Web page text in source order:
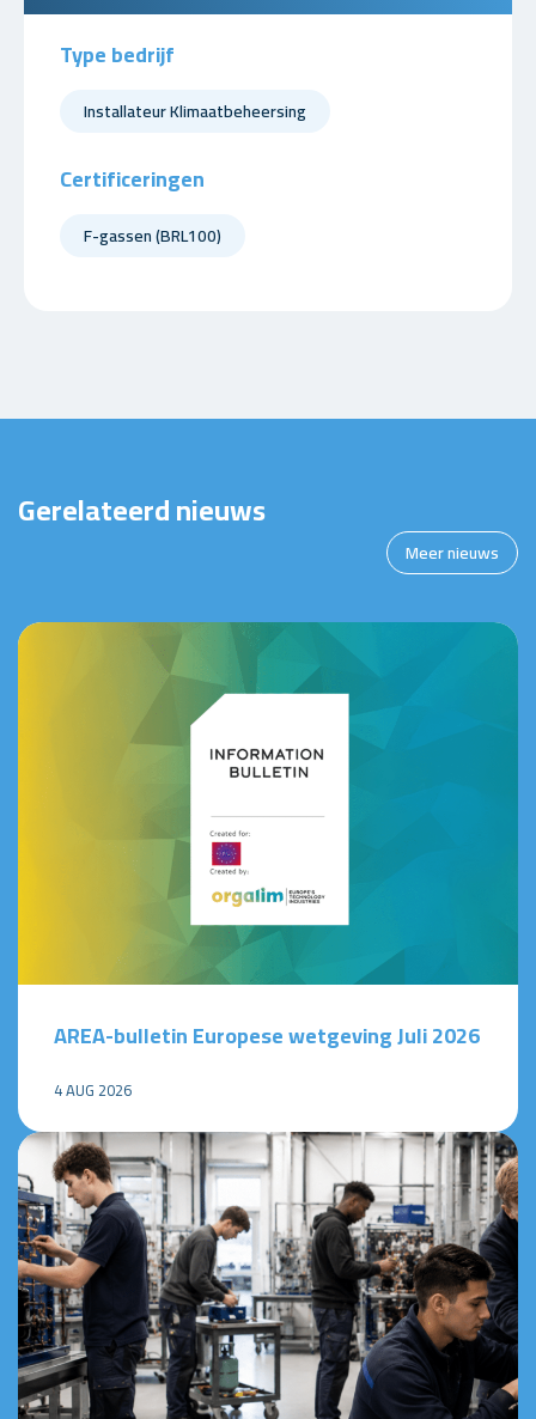
Type bedrijf
Installateur Klimaatbeheersing
Certificeringen
F-gassen (BRL100)
Gerelateerd nieuws
Meer nieuws
AREA-bulletin Europese wetgeving Juli 2026
4 AUG 2026